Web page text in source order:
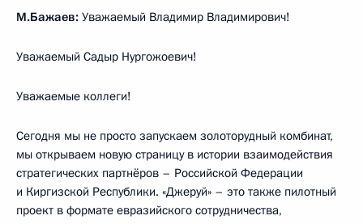
М.Бажаев: Уважаемый Владимир Владимирович!
Уважаемый Садыр Нургожоевич!
Уважаемые коллеги!
Сегодня мы не просто запускаем золоторудный комбинат,
мы открываем новую страницу в истории взаимодействия
стратегических партнёров – Российской Федерации
и Киргизской Республики. «Джеруй» – это также пилотный
проект в формате евразийского сотрудничества,